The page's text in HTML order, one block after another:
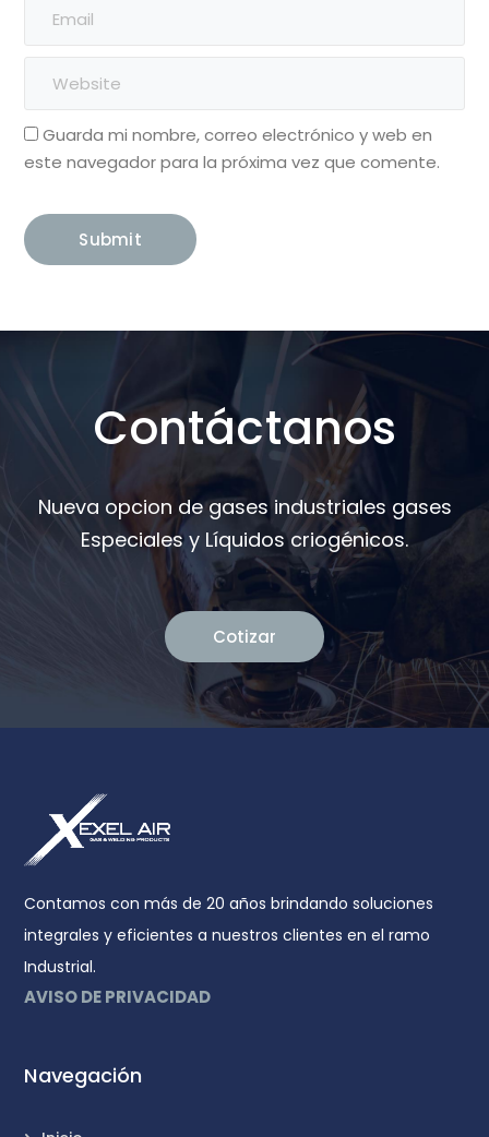
Guarda mi nombre, correo electrónico y web en
este navegador para la próxima vez que comente.
Contáctanos
Nueva opcion de gases industriales gases
Especiales y Líquidos criogénicos.
Cotizar
Contamos con más de 20 años brindando soluciones
integrales y eficientes a nuestros clientes en el ramo
Industrial.
AVISO DE PRIVACIDAD
Navegación